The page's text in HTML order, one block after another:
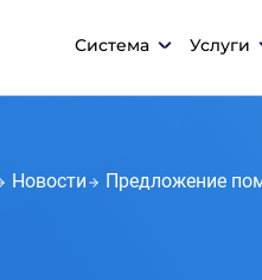
Система Услуги
Новости Предложение